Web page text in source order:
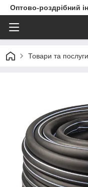
Оптово-роздрібний
Товари та послуги